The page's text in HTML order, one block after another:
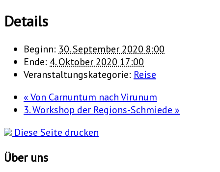
Details
Beginn: 30. September 2020 8:00
Ende: 4. Oktober 2020 17:00
Veranstaltungskategorie: Reise
«Von Carnuntum nach Virunum
3. Workshop der Regions-Schmiede »
Diese Seite drucken
Über uns